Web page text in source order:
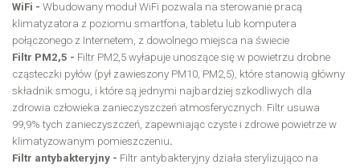
WiFi - Wbudowany moduł WiFi pozwala na sterowanie pracą
klimatyzatora z poziomu smartfona, tabletu lub komputera
połączonego z Internetem, z dowolnego miejsca na świecie
Filtr PM2,5 - Filtr PM2,5 wyłapuje unoszące się w powietrzu drobne
cząsteczki pyłów (pył zawieszony PM10, PM2,5), które stanowią główny
składnik smogu, i które są jednymi najbardziej szkodliwych dla
zdrowia człowieka zanieczyszczeń atmosferycznych. Filtr usuwa
99,9% tych zanieczyszczeń, zapewniając czyste i zdrowe powietrze w
klimatyzowanym pomieszczeniu.
Filtr antybakteryjny - Filtr antybakteryjny działa sterylizująco na